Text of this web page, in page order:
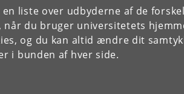
liste over udbyderne af de
du bruger universitetets
og du kan altid ændre dit
i bunden af hver side.